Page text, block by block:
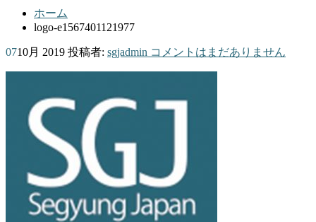
ホーム
logo-e1567401121977
0710月 2019 投稿者: sgjadmin コメントはまだありません